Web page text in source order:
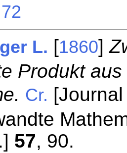
72
L. [1860]
Produkt
Cr.
57, 90.